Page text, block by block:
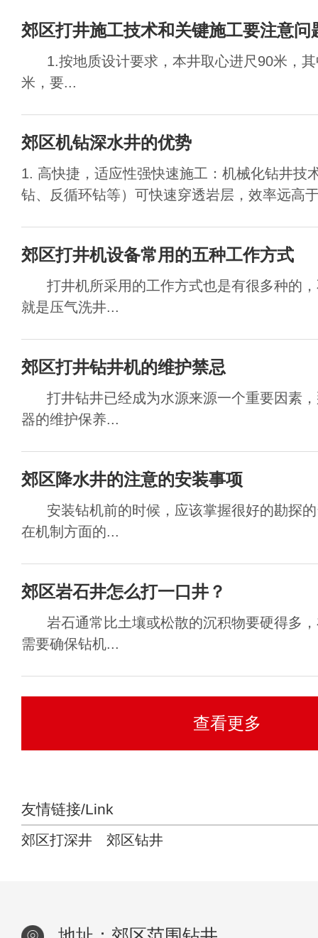
郊区打井施工技术和关键施工要注意问
1.按地质设计要求，本井取心进尺90米，其
米，要...
郊区机钻深水井的优势
1. 高快捷，适应性强快速施工：机械化钻井技
钻、反循环钻等）可快速穿透岩层，效率远高
郊区打井机设备常用的五种工作方式
打井机所采用的工作方式也是有很多种的，
就是压气洗井...
郊区打井钻井机的维护禁忌
打井钻井已经成为水源来源一个重要因素，
器的维护保养...
郊区降水井的注意的安装事项
安装钻机前的时候，应该掌握很好的勘探的
在机制方面的...
郊区岩石井怎么打一口井？
岩石通常比土壤或松散的沉积物要硬得多，
需要确保钻机...
查看更多
友情链接/Link
郊区打深井 郊区钻井